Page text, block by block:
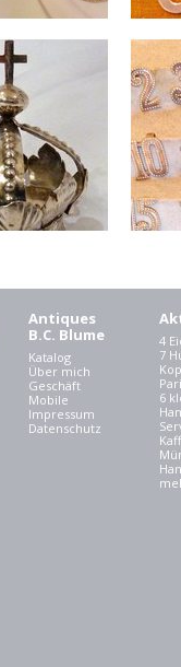
Antiques
B.C. Blume
Katalog
Über mich
Geschäft
Mobile
Impressum
Datenschutz
4
7
6